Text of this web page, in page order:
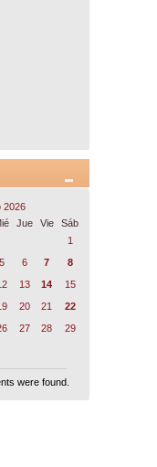
2026
Jue Vie
Sáb
1
5 6 7
8
13 14
15
20 21
22
27 28
29
were found.